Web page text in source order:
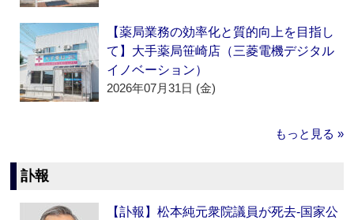
【薬局業務の効率化と質的向上を目指し
て】大手薬局笹崎店（三菱電機デジタル
イノベーション）
2026年07月31日 (金)
もっと見る »
訃報
【訃報】松本純元衆院議員が死去‐国家公